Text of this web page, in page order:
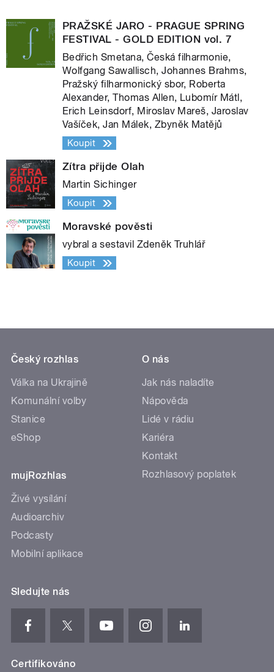
PRAŽSKÉ JARO - PRAGUE SPRING
FESTIVAL - GOLD EDITION vol. 7
Bedřich Smetana, Česká filharmonie,
Wolfgang Sawallisch, Johannes Brahms,
Pražský filharmonický sbor, Roberta
Alexander, Thomas Allen, Lubomír Mátl,
Erich Leinsdorf, Miroslav Mareš, Jaroslav
Vašíček, Jan Málek, Zbyněk Matějů
Koupit
Zítra přijde Olah
Martin Sichinger
Koupit
Moravské pověsti
vybral a sestavil Zdeněk Truhlář
Koupit
Český rozhlas
Válka na Ukrajině
Komunální volby
Stanice
eShop
mujRozhlas
Živé vysílání
Audioarchiv
Podcasty
Mobilní aplikace
O nás
Jak nás naladíte
Nápověda
Lidé v rádiu
Kariéra
Kontakt
Rozhlasový poplatek
Sledujte nás
Certifikováno